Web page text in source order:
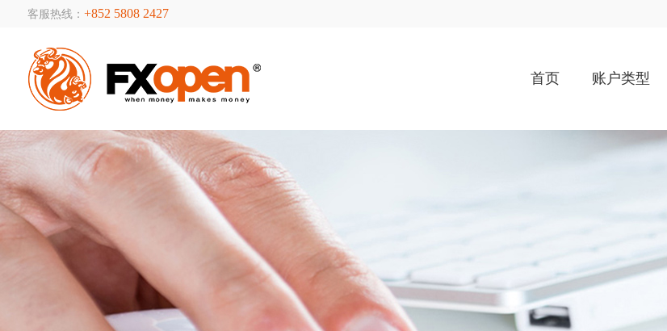
客服热线： +852 5808 2427
首页 账户类型